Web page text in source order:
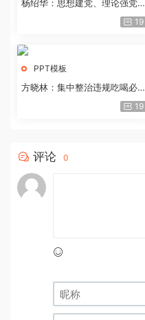
杨绍华：思想建党、理论强党的
19
PPT模板
方晓林：集中整治违规吃喝必须
19
评论 0